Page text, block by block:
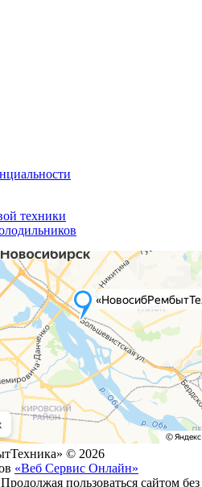
техники
© 2026
«Веб Сервис Онлайн»
пользоваться сайтом